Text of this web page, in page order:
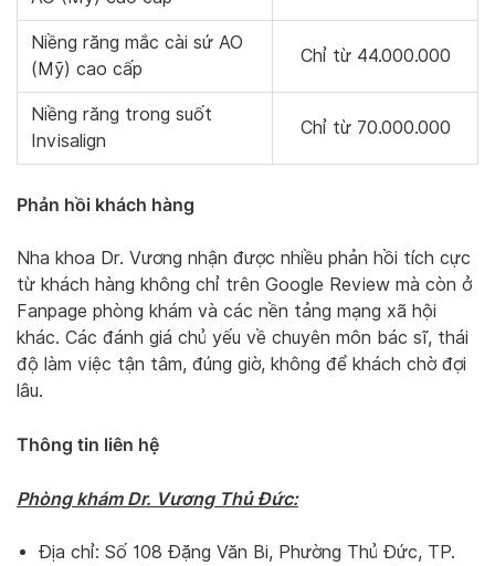
Niềng răng mắc cài sứ AO
(Mỹ) cao cấp
Chỉ từ 44.000.000
Niềng răng trong suốt
Invisalign
Chỉ từ 70.000.000
Phản hồi khách hàng
Nha khoa Dr. Vương nhận được nhiều phản hồi tích cực
từ khách hàng không chỉ trên Google Review mà còn ở
Fanpage phòng khám và các nền tảng mạng xã hội
khác. Các đánh giá chủ yếu về chuyên môn bác sĩ, thái
độ làm việc tận tâm, đúng giờ, không để khách chờ đợi
lâu.
Thông tin liên hệ
Phòng khám Dr. Vương Thủ Đức:
Địa chỉ: Số 108 Đặng Văn Bi, Phường Thủ Đức, TP.